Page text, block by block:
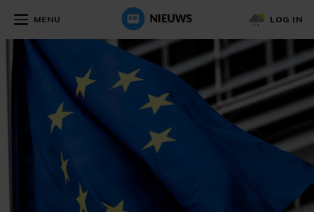
MENU LOG IN